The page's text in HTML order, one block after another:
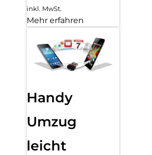
inkl. MwSt.
Mehr erfahren
Handy
Umzug
leicht